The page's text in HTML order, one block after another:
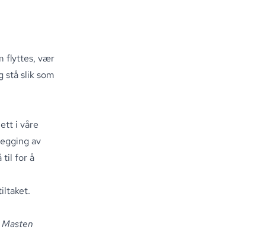
flyttes, vær
stå slik som
i våre
av
til for å
.